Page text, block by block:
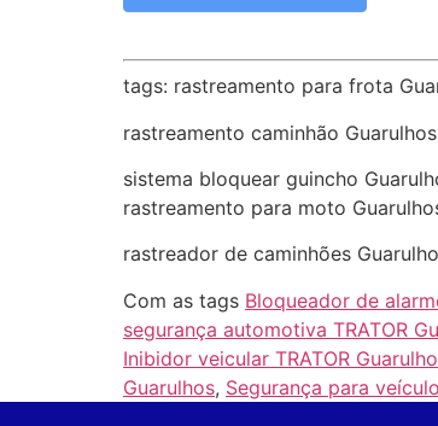
tags: rastreamento para frota
rastreamento caminhão
sistema bloquear guincho
rastreamento para moto
rastreador de caminhões
Com as tags Bloqueador de
segurança automotiva TRATOR
Inibidor veicular TRATOR
Guarulhos, Segurança para